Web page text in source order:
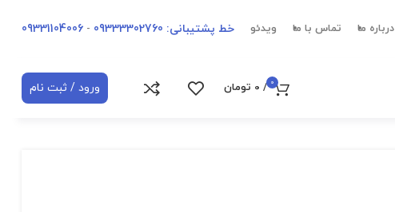
درباره ما تماس با ما ویدئو خط پشتیبانی: 09333302760 -
09331104006
0
/
0 تومان ورود / ثبت نام